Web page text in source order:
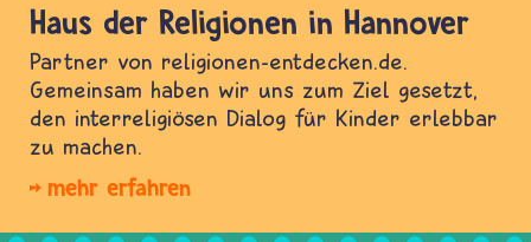
Haus der Religionen in Hannover
Partner von religionen-entdecken.de.
Gemeinsam haben wir uns zum Ziel gesetzt,
den interreligiösen Dialog für Kinder erlebbar
zu machen.
mehr erfahren